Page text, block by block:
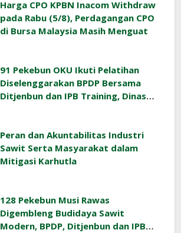
Harga CPO KPBN Inacom Withdraw
pada Rabu (5/8), Perdagangan CPO
di Bursa Malaysia Masih Menguat
91 Pekebun OKU Ikuti Pelatihan
Diselenggarakan BPDP Bersama
Ditjenbun dan IPB Training, Dinas
Peran dan Akuntabilitas Industri
Sawit Serta Masyarakat dalam
Mitigasi Karhutla
128 Pekebun Musi Rawas
Digembleng Budidaya Sawit
Modern, BPDP, Ditjenbun dan IPB